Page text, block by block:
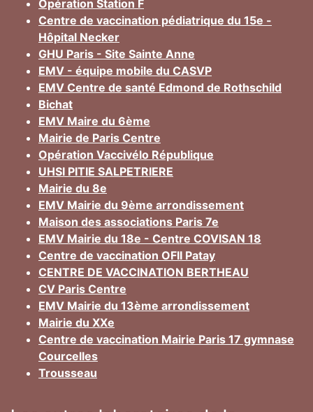
Opération Station F
Centre de vaccination pédiatrique du 15e -
Hôpital Necker
GHU Paris - Site Sainte Anne
EMV - équipe mobile du CASVP
EMV Centre de santé Edmond de Rothschild
Bichat
EMV Maire du 6ème
Mairie de Paris Centre
Opération Vaccivélo République
UHSI PITIE SALPETRIERE
Mairie du 8e
EMV Mairie du 9ème arrondissement
Maison des associations Paris 7e
EMV Mairie du 18e - Centre COVISAN 18
Centre de vaccination OFII Patay
CENTRE DE VACCINATION BERTHEAU
CV Paris Centre
EMV Mairie du 13ème arrondissement
Mairie du XXe
Centre de vaccination Mairie Paris 17 gymnase
Courcelles
Trousseau